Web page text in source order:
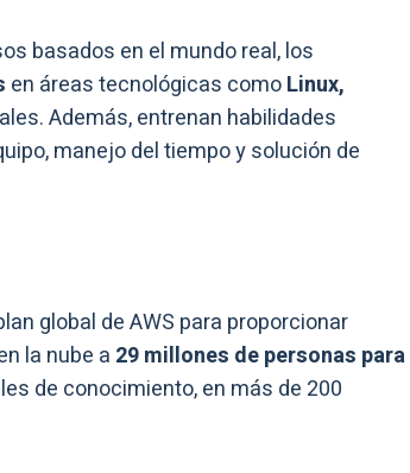
basados en el mundo real, los
en áreas tecnológicas comoLinux,
Además, entrenan habilidades
manejo del tiempo y solución de
global de AWS para proporcionar
la nube a 29 millones de personas para
de conocimiento, en más de 200